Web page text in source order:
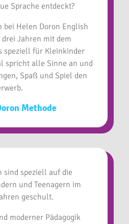
Sprache entdeckt?
bei Helen Doron English
Jahren mit dem
speziell für Kleinkinder
spricht alle Sinne an und
Spaß und Spiel den
Methode
sind speziell auf die
und Teenagern im
geschult.
moderner Pädagogik